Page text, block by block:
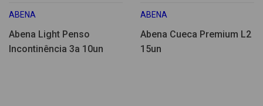
ABENA
Abena Light Penso
Incontinência 3a 10un
ABENA
Abena Cueca Premium L2
15un